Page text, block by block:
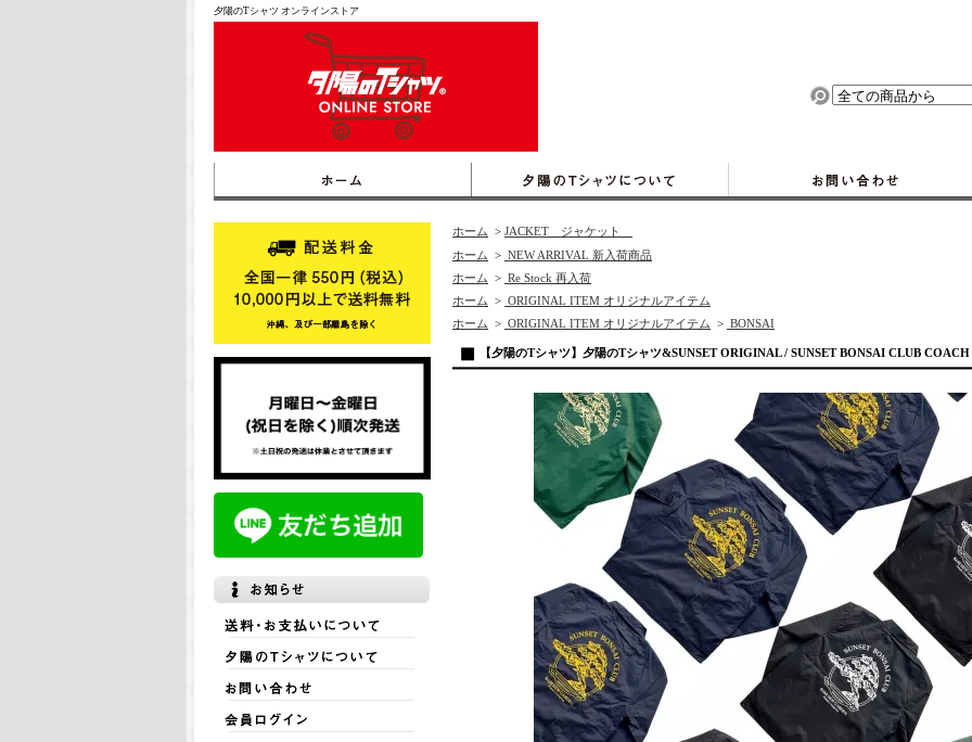
夕陽のTシャツ オンラインストア
ホーム > JACKET ジャケット
ホーム > NEW ARRIVAL 新入荷商品
ホーム > Re Stock 再入荷
ホーム > ORIGINAL ITEM オリジナルアイテム
ホーム > ORIGINAL ITEM オリジナルアイテム > BONSAI
【夕陽のTシャツ】夕陽のTシャツ&SUNSET ORIGINAL / SUNSET BONSAI CLUB